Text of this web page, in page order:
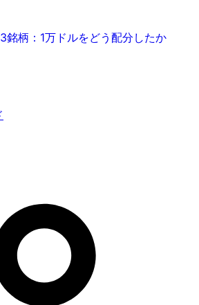
銘柄：1万ドルをどう配分したか